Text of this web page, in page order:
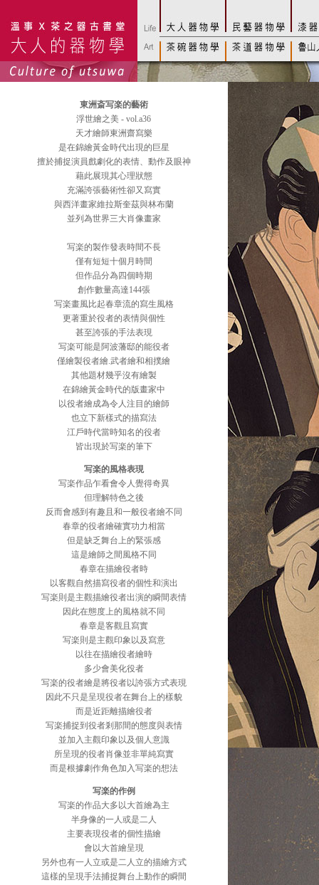
東洲斎写楽的藝術
浮世繪之美 - vol.a36
天才繪師東洲齋寫樂
是在錦繪黃金時代出現的巨星
擅於捕捉演員戲劇化的表情、動作及眼神
藉此展現其心理狀態
充滿誇張藝術性卻又寫實
與西洋畫家維拉斯奎茲與林布蘭
並列為世界三大肖像畫家
写楽的製作發表時間不長
僅有短短十個月時間
但作品分為四個時期
創作數量高達144張
写楽畫風比起春章流的寫生風格
更著重於役者的表情與個性
甚至誇張的手法表現
写楽可能是阿波藩邸的能役者
僅繪製役者繪.武者繪和相撲繪
其他題材幾乎沒有繪製
在錦繪黃金時代的版畫家中
以役者繪成為令人注目的繪師
也立下新樣式的描寫法
江戶時代當時知名的役者
皆出現於写楽的筆下
写楽的風格表現
写楽作品乍看會令人覺得奇異
但理解特色之後
反而會感到有趣且和一般役者繪不同
春章的役者繪確實功力相當
但是缺乏舞台上的緊張感
這是繪師之間風格不同
春章在描繪役者時
以客觀自然描寫役者的個性和演出
写楽則是主觀描繪役者出演的瞬間表情
因此在態度上的風格就不同
春章是客觀且寫實
写楽則是主觀印象以及寫意
以往在描繪役者繪時
多少會美化役者
写楽的役者繪是將役者以誇張方式表現
因此不只是呈現役者在舞台上的樣貌
而是近距離描繪役者
写楽捕捉到役者剎那間的態度與表情
並加入主觀印象以及個人意識
所呈現的役者肖像並非單純寫實
而是根據劇作角色加入写楽的想法
写楽的作例
写楽的作品大多以大首繪為主
半身像的一人或是二人
主要表現役者的個性描繪
會以大首繪呈現
另外也有一人立或是二人立的描繪方式
這樣的呈現手法捕捉舞台上動作的瞬間